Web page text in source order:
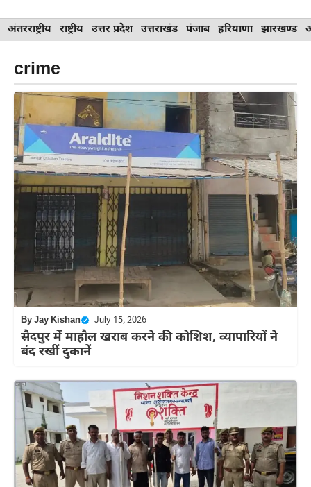
Skip
to
content
अंतरराष्ट्रीय राष्ट्रीय उत्तर प्रदेश उत्तराखंड पंजाब हरियाणा झारखण्ड
crime
ByJay Kishan July 15, 2026
सैदपुर में माहौल खराब करने की कोशिश, व्यापारियों ने
बंद रखीं दुकानें